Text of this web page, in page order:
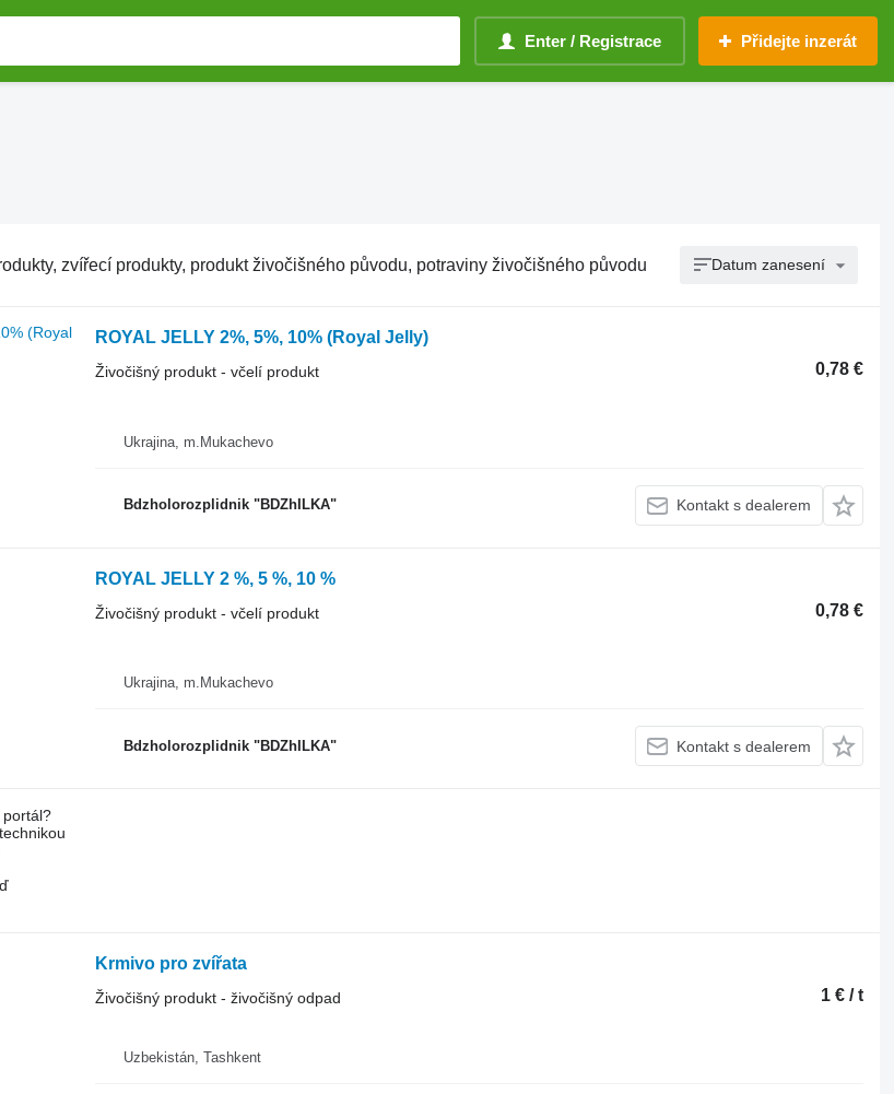
Enter / Registrace Přidejte inzerát
zvířecí produkty, produkt živočišného původu, potraviny živočišného původu Datum zanesení
ROYAL JELLY 2%, 5%, 10% (Royal Jelly)
0,78 €
Živočišný produkt - včelí produkt
Ukrajina, m.Mukachevo
Bdzholorozplidnik "BDZhILKA" Kontakt s dealerem
ROYAL JELLY 2 %, 5 %, 10 %
0,78 €
Živočišný produkt - včelí produkt
Ukrajina, m.Mukachevo
Bdzholorozplidnik "BDZhILKA" Kontakt s dealerem
Krmivo pro zvířata
1 € / t
Živočišný produkt - živočišný odpad
Uzbekistán, Tashkent